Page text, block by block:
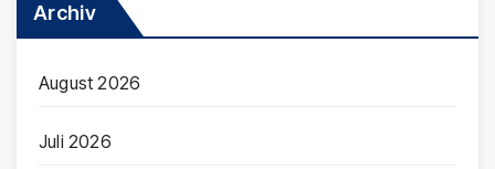
Archiv
August 2026
Juli 2026